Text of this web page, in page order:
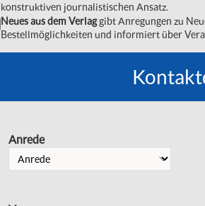
konstruktiven journalistischen Ansatz.
Neues aus dem Verlaggibt Anregungen zu
Bestellmöglichkeiten und informiert über
Anrede